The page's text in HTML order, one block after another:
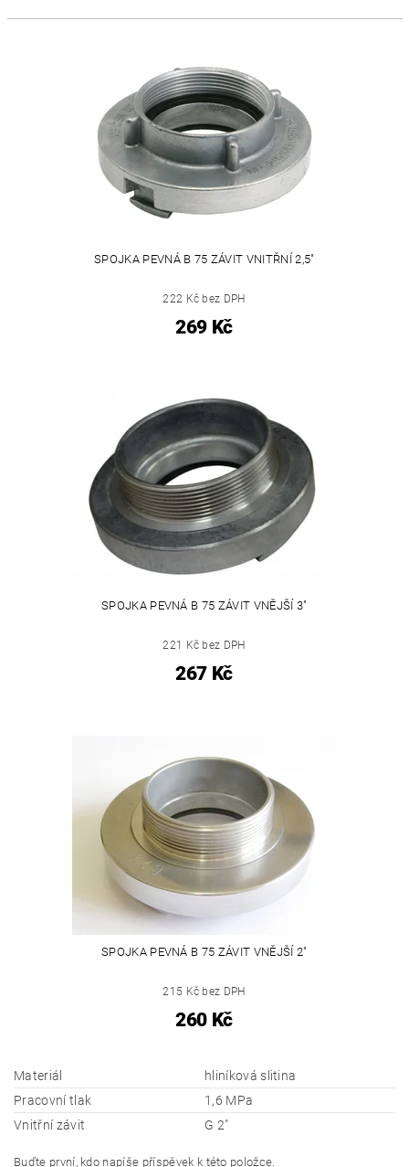
SPOJKA PEVNÁ B 75 ZÁVIT VNITŘNÍ 2,5"
222 Kč bez DPH
269 Kč
SPOJKA PEVNÁ B 75 ZÁVIT VNĚJŠÍ 3"
221 Kč bez DPH
267 Kč
SPOJKA PEVNÁ B 75 ZÁVIT VNĚJŠÍ 2"
215 Kč bez DPH
260 Kč
Materiál
hliníková slitina
Pracovní tlak
1,6 MPa
Vnitřní závit
G 2"
Buďte první, kdo napíše příspěvek k této položce.